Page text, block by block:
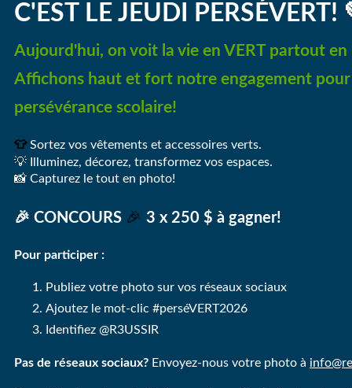
C'EST LE JEUDI
Aujourd'hui, on voit la vie en VERT partout en
Affichons haut et fort notre engagement
persévérance scolaire!
👕Sortez vos vêtements et accessoires verts.
💡 Illuminez, décorez, transformez vos espaces.
📸 Capturez le tout en photo!
🎉 CONCOURS 🎉 3 x 250 $ à gagner!
Pour participer :
Publiez votre photo sur vos réseaux sociaux
Ajoutez le mot-clic #perséVERT2026
Identifiez @R3USSIR
Pas de réseaux sociaux? Envoyez-nous votre photo à